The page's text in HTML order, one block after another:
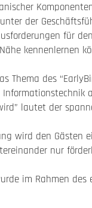
der
für
kennenlernen
Thema des
lautet der
wird den
nur
im Rahmen des